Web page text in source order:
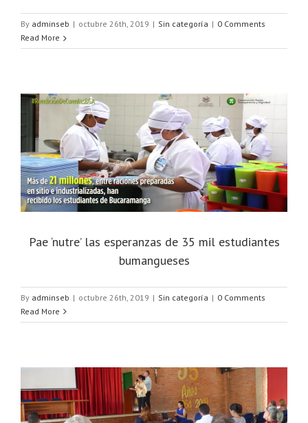
By adminseb | octubre 26th, 2019 | Sin categoría | 0 Comments
Read More
Pae ‘nutre’ las esperanzas de 35 mil estudiantes
bumangueses
By adminseb | octubre 26th, 2019 | Sin categoría | 0 Comments
Read More